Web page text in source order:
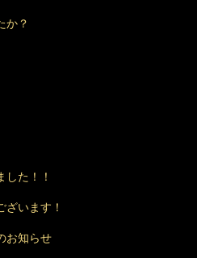
か？
した！！
ざいます！
お知らせ